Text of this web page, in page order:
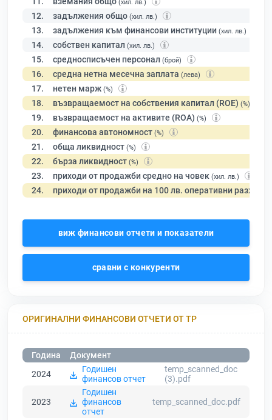
(хил. лв.)
12. задължения общо (хил. лв.)
13. задължения към финансови институции (хил. лв.)
14. собствен капитал (хил. лв.)
15. средносписъчен персонал (брой)
16. средна нетна месечна заплата (лева)
17. нетен марж (%)
18. възвращаемост на собствения капитал (ROE) (%)
19. възвращаемост на активите (ROA) (%)
20. финансова автономност (%)
21. обща ликвидност (%)
22. бърза ликвидност (%)
23. приходи от продажби средно на човек (хил. лв.)
24. приходи от продажби на 100 лв. оперативни разходи
виж финансови отчети и показатели
сравни с конкуренти
ОРИГИНАЛНИ ФИНАНСОВИ ОТЧЕТИ ОТ ТР
Година
Документ
2024
Годишен
финансов отчет
temp_scanned_doc
(3).pdf
2023
Годишен
финансов
отчет
temp_scanned_doc.pdf